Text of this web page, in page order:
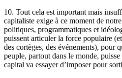
10. Tout cela est important mais
capitaliste exige à ce moment de
politiques, programmatiques et
puissent articuler la force populaire
des cortèges, des événements), pour
peuple, partout dans le monde,
capital va essayer d’imposer pour